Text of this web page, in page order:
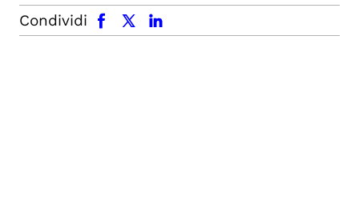
Condividi
facebook x.com linkedin